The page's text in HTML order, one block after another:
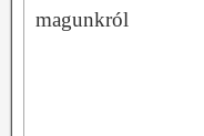
magunkról